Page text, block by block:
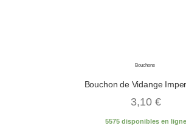
Bouchons
Bouchon de Vidange
3,10 €
5575 disponibles en ligne